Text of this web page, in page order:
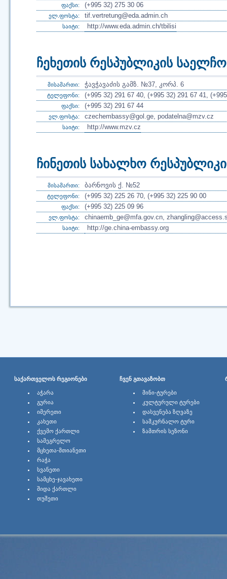
ფაქსი: (+995 32) 275 30 06
ელ.ფოსტა: tif.vertretung@eda.admin.ch
საიტი: http://www.eda.admin.ch/tbilisi
ჩეხეთის რესპუბლიკის საელჩო
მისამართი: ჭავჭავაძის გამზ. №37, კორპ. 6
ტელეფონი: (+995 32) 291 67 40, (+995 32) 291 67 41,
ფაქსი: (+995 32) 291 67 44
ელ.ფოსტა: czechembassy@gol.ge, podatelna@mzv.cz
საიტი: http://www.mzv.cz
ჩინეთის სახალხო
მისამართი: ბარნოვის ქ. №52
ტელეფონი: (+995 32) 225 26 70, (+995 32) 225 90 00
ფაქსი: (+995 32) 225 09 96
ელ.ფოსტა: chinaemb_ge@mfa.gov.cn,
საიტი: http://ge.china-embassy.org
ᲡᲐᲥᲐᲠᲗᲕᲔᲚᲝᲡ ᲠᲔᲒᲘᲝᲜᲔᲑᲘ ᲩᲕᲔᲜ ᲒᲗᲐᲕᲐᲖᲝᲑᲗ
ᲐᲭᲐᲠᲐ
ᲒᲣᲠᲘᲐ
ᲘᲛᲔᲠᲔᲗᲘ
ᲙᲐᲮᲔᲗᲘ
ᲥᲕᲔᲛᲝ ᲥᲐᲠᲗᲚᲘ
ᲡᲐᲛᲔᲒᲠᲔᲚᲝ
ᲛᲪᲮᲔᲗᲐ-ᲛᲗᲘᲐᲜᲔᲗᲘ
ᲠᲐᲭᲐ
ᲡᲕᲐᲜᲔᲗᲘ
ᲡᲐᲛᲪᲮᲔ-ᲯᲐᲕᲐᲮᲔᲗᲘ
ᲨᲘᲓᲐ ᲥᲐᲠᲗᲚᲘ
ᲗᲣᲨᲔᲗᲘ
ᲛᲘᲜᲘ-ᲢᲣᲠᲔᲑᲘ
ᲙᲣᲚᲢᲣᲠᲣᲚᲘ ᲢᲣᲠᲔᲑᲘ
ᲓᲐᲡᲕᲔᲜᲔᲑᲐ ᲖᲦᲕᲐᲖᲔ
ᲡᲐᲛᲙᲣᲠᲜᲐᲚᲝ ᲢᲣᲠᲘ
ᲖᲐᲛᲗᲠᲘᲡ ᲡᲔᲖᲝᲜᲘ